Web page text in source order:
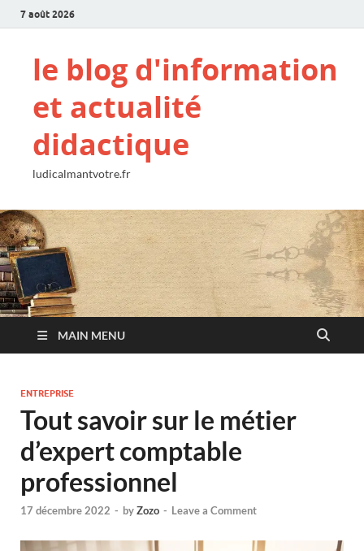
7 août 2026
le blog d'information
et actualité
didactique
ludicalmantvotre.fr
MAIN MENU
ENTREPRISE
Tout savoir sur le métier
d’expert comptable
professionnel
17 décembre 2022 - byZozo - Leave a Comment